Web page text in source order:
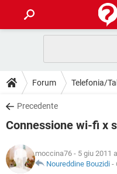
INTRATTENIMENTO
iOS
INSTAGRAM
TIKTOK
HARDWARE
GUIDE
COVID-19
INSTAGRAM
DOWNLOAD
COVID-19
INTRATTENIMENTO
iOS
COVID-19
GLOSSARIO
Forum Telefonia/
Precedente
Connessione wi-fi x
moccina76 - 5 giu 2011
Noureddine Bouzidi -